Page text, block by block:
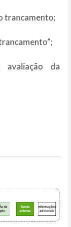
trancamento;
da